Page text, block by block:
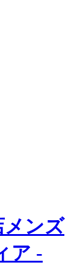
メンズ
ア -